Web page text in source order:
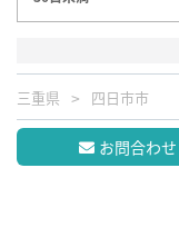
三重県 四日市市
お問合わせ